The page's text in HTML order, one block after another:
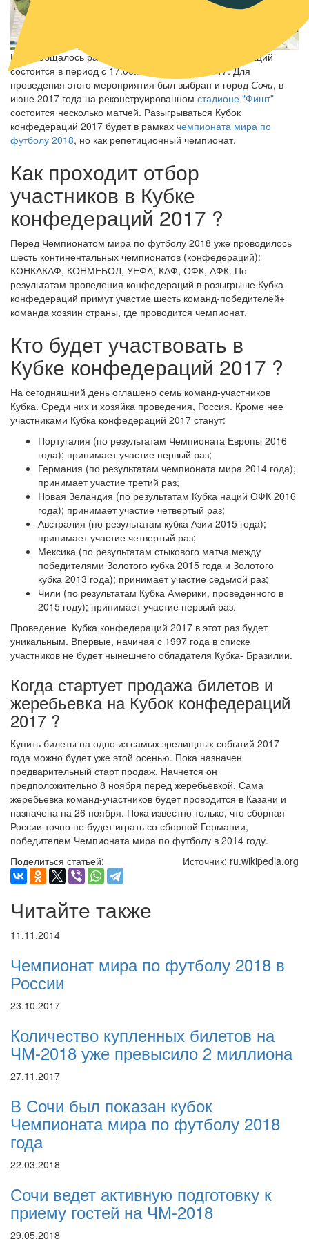
Как сообщалось ранее, проведение Кубка конфедераций
состоится в период с 17.06.2017 по 02.07. 2017. Для
проведения этого мероприятия был выбран и город Сочи, в
июне 2017 года на реконструированном стадионе "Фишт"
состоится несколько матчей. Разыгрываться Кубок
конфедераций 2017 будет в рамках чемпионата мира по
футболу 2018, но как репетиционный чемпионат.
Как проходит отбор
участников в Кубке
конфедераций 2017 ?
Перед Чемпионатом мира по футболу 2018 уже проводилось
шесть континентальных чемпионатов (конфедераций):
КОНКАКАФ, КОНМЕБОЛ, УЕФА, КАФ, ОФК, АФК. По
результатам проведения конфедераций в розыгрыше Кубка
конфедераций примут участие шесть команд-победителей+
команда хозяин страны, где проводится чемпионат.
Кто будет участвовать в
Кубке конфедераций 2017 ?
На сегодняшний день оглашено семь команд-участников
Кубка. Среди них и хозяйка проведения, Россия. Кроме нее
участниками Кубка конфедераций 2017 станут:
Португалия (по результатам Чемпионата Европы 2016
года); принимает участие первый раз;
Германия (по результатам чемпионата мира 2014 года);
принимает участие третий раз;
Новая Зеландия (по результатам Кубка наций ОФК 2016
года); принимает участие четвертый раз;
Австралия (по результатам кубка Азии 2015 года);
принимает участие четвертый раз;
Мексика (по результатам стыкового матча между
победителями Золотого кубка 2015 года и Золотого
кубка 2013 года); принимает участие седьмой раз;
Чили (по результатам Кубка Америки, проведенного в
2015 году); принимает участие первый раз.
Проведение Кубка конфедераций 2017 в этот раз будет
уникальным. Впервые, начиная с 1997 года в списке
участников не будет нынешнего обладателя Кубка- Бразилии.
Когда стартует продажа билетов и
жеребьевка на Кубок конфедераций
2017 ?
Купить билеты на одно из самых зрелищных событий 2017
года можно будет уже этой осенью. Пока назначен
предварительный старт продаж. Начнется он
предположительно 8 ноября перед жеребьевкой. Сама
жеребьевка команд-участников будет проводится в Казани и
назначена на 26 ноября. Пока известно только, что сборная
России точно не будет играть со сборной Германии,
победителем Чемпионата мира по футболу в 2014 году.
Источник: ru.wikipedia.org
Поделиться статьей:
Читайте также
11.11.2014
Чемпионат мира по футболу 2018 в
России
23.10.2017
Количество купленных билетов на
ЧМ-2018 уже превысило 2 миллиона
27.11.2017
В Сочи был показан кубок
Чемпионата мира по футболу 2018
года
22.03.2018
Сочи ведет активную подготовку к
приему гостей на ЧМ-2018
29.05.2018